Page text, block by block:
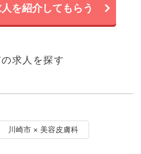
を紹介してもらう
求人を探す
川崎市 × 美容皮膚科